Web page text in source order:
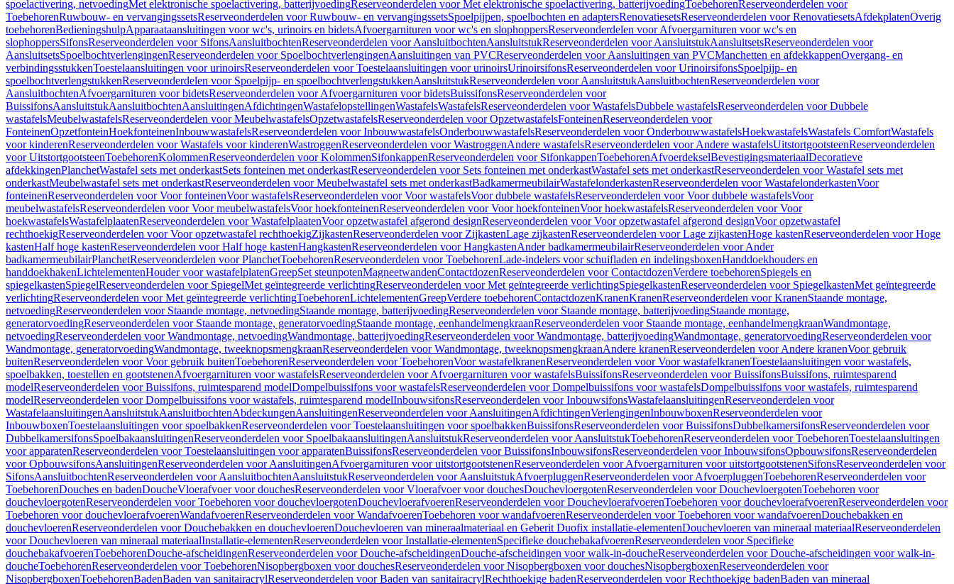
spoelactivering, netvoedingMet elektronische spoelactivering, batterijvoedingReserveonderdelen voor Met elektronische spoelactivering, batterijvoedingToebehorenReserveonderdelen voor
ToebehorenRuwbouw- en vervangingssetsReserveonderdelen voor Ruwbouw- en vervangingssetsSpoelpijpen, spoelbochten en adaptersRenovatiesetsReserveonderdelen voor RenovatiesetsAfdekplatenOverig
toebehorenBedieningshulpApparaataansluitingen voor wc's, urinoirs en bidetsAfvoergarnituren voor wc's en slophoppersReserveonderdelen voor Afvoergarnituren voor wc's en
slophoppersSifonsReserveonderdelen voor SifonsAansluitbochtenReserveonderdelen voor AansluitbochtenAansluitstukReserveonderdelen voor AansluitstukAansluitsetsReserveonderdelen voor
AansluitsetsSpoelbochtverlengingenReserveonderdelen voor SpoelbochtverlengingenAansluitingen van PVCReserveonderdelen voor Aansluitingen van PVCManchetten en afdekkappenOvergang- en
verbindingsstukkenToestelaansluitingen voor urinoirsReserveonderdelen voor Toestelaansluitingen voor urinoirsUrinoirsifonsReserveonderdelen voor UrinoirsifonsSpoelpijp- en
spoelbochtverlengstukkenReserveonderdelen voor Spoelpijp- en spoelbochtverlengstukkenAansluitstukReserveonderdelen voor AansluitstukAansluitbochtenReserveonderdelen voor
AansluitbochtenAfvoergarnituren voor bidetsReserveonderdelen voor Afvoergarnituren voor bidetsBuissifonsReserveonderdelen voor
BuissifonsAansluitstukAansluitbochtenAansluitingenAfdichtingenWastafelopstellingenWastafelsWastafelsReserveonderdelen voor WastafelsDubbele wastafelsReserveonderdelen voor Dubbele
wastafelsMeubelwastafelsReserveonderdelen voor MeubelwastafelsOpzetwastafelsReserveonderdelen voor OpzetwastafelsFonteinenReserveonderdelen voor
FonteinenOpzetfonteinHoekfonteinenInbouwwastafelsReserveonderdelen voor InbouwwastafelsOnderbouwwastafelsReserveonderdelen voor OnderbouwwastafelsHoekwastafelsWastafels ComfortWastafels
voor kinderenReserveonderdelen voor Wastafels voor kinderenWastroggenReserveonderdelen voor WastroggenAndere wastafelsReserveonderdelen voor Andere wastafelsUitstortgootsteenReserveonderdelen
voor UitstortgootsteenToebehorenKolommenReserveonderdelen voor KolommenSifonkappenReserveonderdelen voor SifonkappenToebehorenAfvoerdekselBevestigingsmateriaalDecoratieve
afdekkingenPlanchetWastafel sets met onderkastSets fonteinen met onderkastReserveonderdelen voor Sets fonteinen met onderkastWastafel sets met onderkastReserveonderdelen voor Wastafel sets met
onderkastMeubelwastafel sets met onderkastReserveonderdelen voor Meubelwastafel sets met onderkastBadkamermeubilairWastafelonderkastenReserveonderdelen voor WastafelonderkastenVoor
fonteinenReserveonderdelen voor Voor fonteinenVoor wastafelsReserveonderdelen voor Voor wastafelsVoor dubbele wastafelsReserveonderdelen voor Voor dubbele wastafelsVoor
meubelwastafelsReserveonderdelen voor Voor meubelwastafelsVoor hoekfonteinenReserveonderdelen voor Voor hoekfonteinenVoor hoekwastafelsReserveonderdelen voor Voor
hoekwastafelsWastafelplaatenReserveonderdelen voor WastafelplaatenVoor opzetwastafel afgerond designReserveonderdelen voor Voor opzetwastafel afgerond designVoor opzetwastafel
rechthoekigReserveonderdelen voor Voor opzetwastafel rechthoekigZijkastenReserveonderdelen voor ZijkastenLage zijkastenReserveonderdelen voor Lage zijkastenHoge kastenReserveonderdelen voor Hoge
kastenHalf hoge kastenReserveonderdelen voor Half hoge kastenHangkastenReserveonderdelen voor HangkastenAnder badkamermeubilairReserveonderdelen voor Ander
badkamermeubilairPlanchetReserveonderdelen voor PlanchetToebehorenReserveonderdelen voor ToebehorenLade-indelers voor schuifladen en indelingsboxenHanddoekhouders en
handdoekhakenLichtelementenHouder voor wastafelplatenGreepSet steunpotenMagneetwandenContactdozenReserveonderdelen voor ContactdozenVerdere toebehorenSpiegels en
spiegelkastenSpiegelReserveonderdelen voor SpiegelMet geïntegreerde verlichtingReserveonderdelen voor Met geïntegreerde verlichtingSpiegelkastenReserveonderdelen voor SpiegelkastenMet geïntegreerde
verlichtingReserveonderdelen voor Met geïntegreerde verlichtingToebehorenLichtelementenGreepVerdere toebehorenContactdozenKranenKranenReserveonderdelen voor KranenStaande montage,
netvoedingReserveonderdelen voor Staande montage, netvoedingStaande montage, batterijvoedingReserveonderdelen voor Staande montage, batterijvoedingStaande montage,
generatorvoedingReserveonderdelen voor Staande montage, generatorvoedingStaande montage, eenhandelmengkraanReserveonderdelen voor Staande montage, eenhandelmengkraanWandmontage,
netvoedingReserveonderdelen voor Wandmontage, netvoedingWandmontage, batterijvoedingReserveonderdelen voor Wandmontage, batterijvoedingWandmontage, generatorvoedingReserveonderdelen voor
Wandmontage, generatorvoedingWandmontage, tweeknopsmengkraanReserveonderdelen voor Wandmontage, tweeknopsmengkraanAndere kranenReserveonderdelen voor Andere kranenVoor gebruik
buitenReserveonderdelen voor Voor gebruik buitenToebehorenReserveonderdelen voor ToebehorenVoor wastafelkranenReserveonderdelen voor Voor wastafelkranenToestelaansluitingen voor wastafels,
spoelbakken, toestellen en gootstenenAfvoergarnituren voor wastafelsReserveonderdelen voor Afvoergarnituren voor wastafelsBuissifonsReserveonderdelen voor BuissifonsBuissifons, ruimtesparend
modelReserveonderdelen voor Buissifons, ruimtesparend modelDompelbuissifons voor wastafelsReserveonderdelen voor Dompelbuissifons voor wastafelsDompelbuissifons voor wastafels, ruimtesparend
modelReserveonderdelen voor Dompelbuissifons voor wastafels, ruimtesparend modelInbouwsifonsReserveonderdelen voor InbouwsifonsWastafelaansluitingenReserveonderdelen voor
WastafelaansluitingenAansluitstukAansluitbochtenAbdeckungenAansluitingenReserveonderdelen voor AansluitingenAfdichtingenVerlengingenInbouwboxenReserveonderdelen voor
InbouwboxenToestelaansluitingen voor spoelbakkenReserveonderdelen voor Toestelaansluitingen voor spoelbakkenBuissifonsReserveonderdelen voor BuissifonsDubbelkamersifonsReserveonderdelen voor
DubbelkamersifonsSpoelbakaansluitingenReserveonderdelen voor SpoelbakaansluitingenAansluitstukReserveonderdelen voor AansluitstukToebehorenReserveonderdelen voor ToebehorenToestelaansluitingen
voor apparatenReserveonderdelen voor Toestelaansluitingen voor apparatenBuissifonsReserveonderdelen voor BuissifonsInbouwsifonsReserveonderdelen voor InbouwsifonsOpbouwsifonsReserveonderdelen
voor OpbouwsifonsAansluitingenReserveonderdelen voor AansluitingenAfvoergarnituren voor uitstortgootstenenReserveonderdelen voor Afvoergarnituren voor uitstortgootstenenSifonsReserveonderdelen voor
SifonsAansluitbochtenReserveonderdelen voor AansluitbochtenAansluitstukReserveonderdelen voor AansluitstukAfvoerpluggenReserveonderdelen voor AfvoerpluggenToebehorenReserveonderdelen voor
ToebehorenDouches en badenDoucheVloerafvoer voor douchesReserveonderdelen voor Vloerafvoer voor douchesDouchevloergotenReserveonderdelen voor DouchevloergotenToebehoren voor
douchevloergotenReserveonderdelen voor Toebehoren voor douchevloergotenDouchevloerafvoerenReserveonderdelen voor DouchevloerafvoerenToebehoren voor douchevloerafvoerenReserveonderdelen voor
Toebehoren voor douchevloerafvoerenWandafvoerenReserveonderdelen voor WandafvoerenToebehoren voor wandafvoerenReserveonderdelen voor Toebehoren voor wandafvoerenDouchebakken en
douchevloerenReserveonderdelen voor Douchebakken en douchevloerenDouchevloeren van mineraalmateriaal en Geberit Duofix installatie-elementenDouchevloeren van mineraal materiaalReserveonderdelen
voor Douchevloeren van mineraal materiaalInstallatie-elementenReserveonderdelen voor Installatie-elementenSpecifieke douchebakafvoerenReserveonderdelen voor Specifieke
douchebakafvoerenToebehorenDouche-afscheidingenReserveonderdelen voor Douche-afscheidingenDouche-afscheidingen voor walk-in-doucheReserveonderdelen voor Douche-afscheidingen voor walk-in-
doucheToebehorenReserveonderdelen voor ToebehorenNisopbergboxen voor douchesReserveonderdelen voor Nisopbergboxen voor douchesNisopbergboxenReserveonderdelen voor
NisopbergboxenToebehorenBadenBaden van sanitairacrylReserveonderdelen voor Baden van sanitairacrylRechthoekige badenReserveonderdelen voor Rechthoekige badenBaden van mineraal